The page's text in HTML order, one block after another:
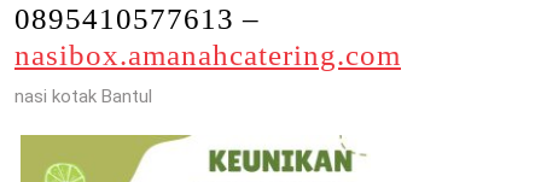
0895410577613 –
nasibox.amanahcatering.com
nasi kotak Bantul